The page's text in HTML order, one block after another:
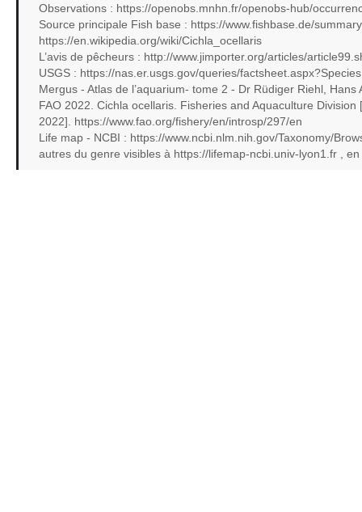
Observations : https://openobs.mnhn.fr/openobs-hub/
Source principale Fish base : https://www.fishbase.de/
https://en.wikipedia.org/wiki/Cichla_ocellaris
L’avis de pêcheurs : http://www.jimporter.org/articles/
USGS : https://nas.er.usgs.gov/queries/
Mergus - Atlas de l’aquarium- tome 2 - Dr Rüdiger Riehl,
FAO 2022. Cichla ocellaris. Fisheries and Aquaculture
2022]. https://www.fao.org/fishery/en/introsp/297/en
Life map - NCBI : https://www.ncbi.nlm.nih.gov/Taxonomy/
autres du genre visibles à https://lifemap-ncbi.univ-lyon1.fr ,